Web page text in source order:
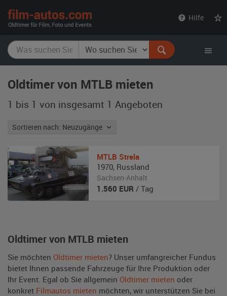
Hilfe
Oldtimer von MTLB mieten
1 bis 1 von insgesamt 1 Angeboten
Sortieren nach: Neuzugänge
Oldtimer von MTLB mieten
Sie möchten Oldtimer mieten? Unser umfangreicher Fundus
bietet Ihnen passende Fahrzeuge für Ihre Produktion oder
Ihr Event. Egal ob Sie allgemein Oldtimer mieten oder
konkret Filmautos mieten möchten, wir unterstützen Sie bei
MTLB Strela
1970, Russland
Sachsen-Anhalt
1.560 EUR / Tag